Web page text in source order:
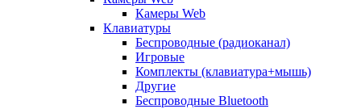
Камеры Web
Клавиатуры
Беспроводные (радиоканал)
Игровые
Комплекты (клавиатура+мышь)
Другие
Беспроводные Bluetooth